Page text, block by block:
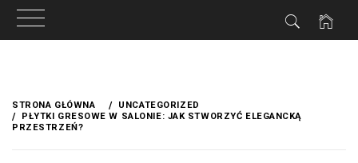
treści
STRONA GŁÓWNA
UNCATEGORIZED
PŁYTKI GRESOWE W SALONIE: JAK STWORZYĆ ELEGANCKĄ
PRZESTRZEŃ?